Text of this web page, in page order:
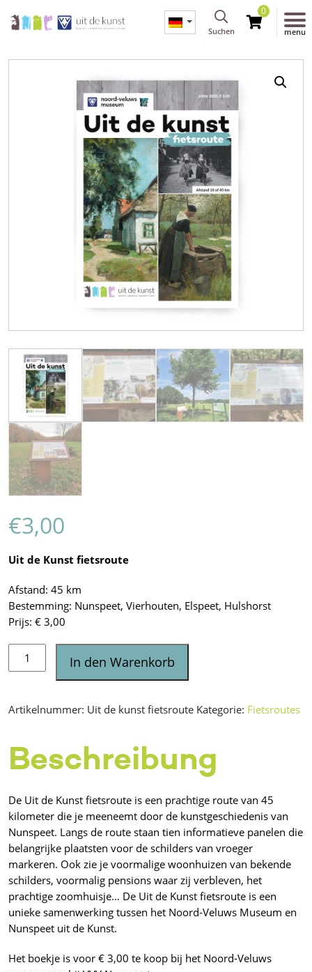
Suchen
0
menu
€3,00
Uit de Kunst fietsroute
Afstand: 45 km
Bestemming: Nunspeet, Vierhouten, Elspeet, Hulshorst
Prijs: € 3,00
(45
In den Warenkorb
Artikelnummer: Uit de kunst fietsroute Kategorie: Fietsroutes
Beschreibung
De Uit de Kunst fietsroute is een prachtige route van 45
kilometer die je meeneemt door de kunstgeschiedenis van
Nunspeet. Langs de route staan tien informatieve panelen die
belangrijke plaatsten voor de schilders van vroeger
markeren. Ook zie je voormalige woonhuizen van bekende
schilders, voormalig pensions waar zij verbleven, het
prachtige zoomhuisje… De Uit de Kunst fietsroute is een
unieke samenwerking tussen het Noord-Veluws Museum en
Nunspeet uit de Kunst.
Het boekje is voor € 3,00 te koop bij het Noord-Veluws